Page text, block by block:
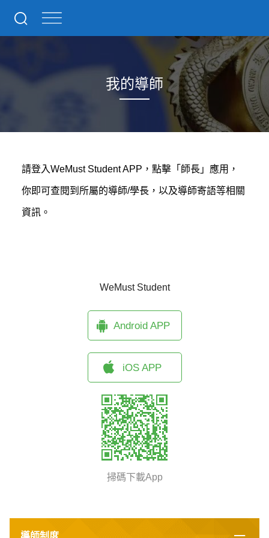
我的導師
請登入WeMust Student APP，點擊「師長」應用，
你即可查閱到所屬的導師/學長，以及導師寄語等相關
資訊。
WeMust Student
Android APP
iOS APP
掃碼下載App
導師制度